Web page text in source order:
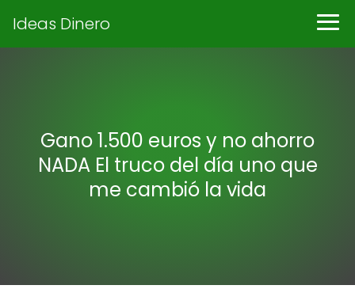
Ideas Dinero
Gano 1.500 euros y no ahorro
NADA El truco del día uno que
me cambió la vida